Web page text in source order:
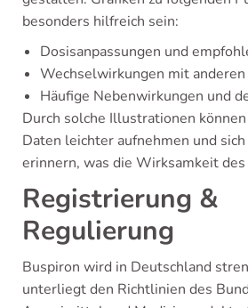
besonders hilfreich sein:
Dosisanpassungen und
Wechselwirkungen mit
Häufige Nebenwirkungen und
Durch solche Illustrationen
Daten leichter aufnehmen und
erinnern, was die Wirksamkeit
Registrierung &
Regulierung
Buspiron wird in Deutschland
unterliegt den Richtlinien des